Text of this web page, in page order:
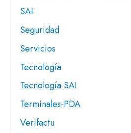
SAI
Seguridad
Servicios
Tecnología
Tecnología SAI
Terminales-PDA
Verifactu